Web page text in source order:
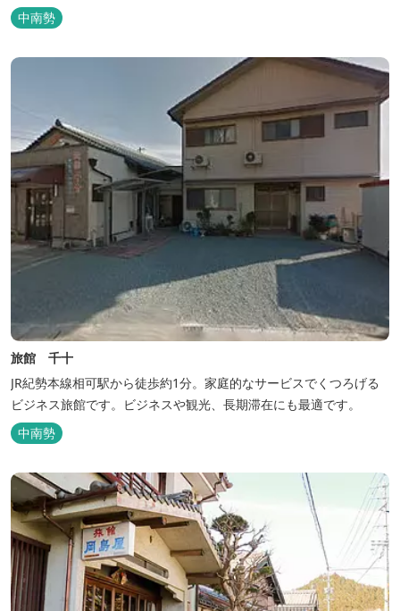
しみください。 【時間】 《 チェックイン 》 15：00～20：00の間
にお願いいたします。 《 チェックアウト 》 10：00まで 【御利用
中南勢
旅館 千十
JR紀勢本線相可駅から徒歩約1分。家庭的なサービスでくつろげる
ビジネス旅館です。ビジネスや観光、長期滞在にも最適です。
中南勢